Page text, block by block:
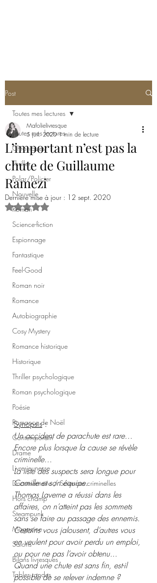
Post
Toutes mes lectures
Chroniques
Thriller
Polar/Policier
Nouvelle
Roman
Science-fiction
Espionnage
Fantastique
Feel-Good
Roman noir
Romance
Autobiographie
Cosy Mystery
Romance historique
Historique
Thriller psychologique
Roman psychologique
Poésie
Romance de Noël
Contemporain
Drame
Livre jeunesse
Documentaire / Sciences criminelles
Hors champ
Steampunk
Magazine
Salons
Bilans livresques
Tables rondes
Toutes mes lectures
L’important n’est pas la
chute de Guillaume
Ramezi
Mafolielivresque
5 juil. 2020 1 min de lecture
Dernière mise à jour : 12 sept. 2020
Noté NaN étoiles sur 5.
Synopsis :
Un accident de parachute est rare…
Encore plus lorsque la cause se révèle
criminelle…
La liste des suspects sera longue pour
Camille et son équipe.
Thomas Laverne a réussi dans les
affaires, on n’atteint pas les sommets
sans se faire au passage des ennemis.
Certains vous jalousent, d’autres vous
en veulent pour avoir perdu un emploi,
ou pour ne pas l’avoir obtenu...
Quand une chute est sans fin, est-il
possible de se relever indemne ?